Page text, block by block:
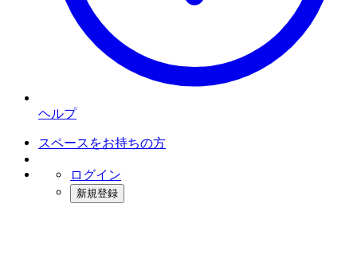
ヘルプ
スペースをお持ちの方
ログイン
新規登録